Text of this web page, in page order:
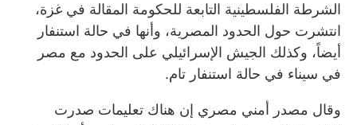
الشرطة الفلسطينية التابعة للحكومة المقالة في غزة،
انتشرت حول الحدود المصرية، وأنها في حالة استنفار
أيضاً، وكذلك الجيش الإسرائيلي على الحدود مع مصر
في سيناء في حالة استنفار تام.
وقال مصدر أمني مصري إن هناك تعليمات صدرت